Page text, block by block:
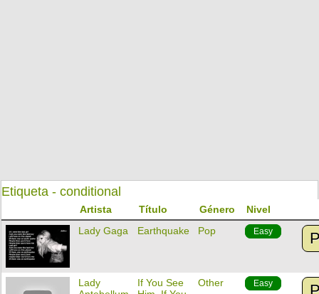
Etiqueta - conditional
Artista Título Género
Nivel
Lady Gaga
Earthquake Pop Easy
Lady
If You See
Other Easy